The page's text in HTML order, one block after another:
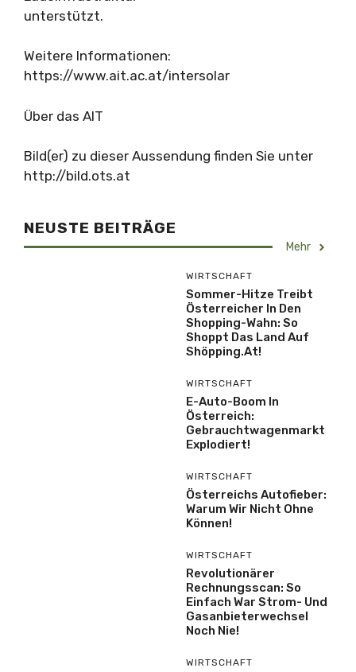
unterstützt.
Weitere Informationen:
https://www.ait.ac.at/intersolar
Über das AIT
Bild(er) zu dieser Aussendung finden Sie unter
http://bild.ots.at
NEUSTE BEITRÄGE
Mehr
WIRTSCHAFT
Sommer-Hitze Treibt
Österreicher In Den
Shopping-Wahn: So
Shoppt Das Land Auf
Shöpping.at!
WIRTSCHAFT
E-Auto-Boom In
Österreich:
Gebrauchtwagenmarkt
Explodiert!
WIRTSCHAFT
Österreichs Autofieber:
Warum Wir Nicht Ohne
Können!
WIRTSCHAFT
Revolutionärer
Rechnungsscan: So
Einfach War Strom- Und
Gasanbieterwechsel
Noch Nie!
WIRTSCHAFT